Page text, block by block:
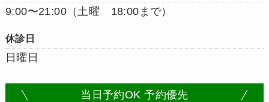
9:00〜21:00（土曜 18:00まで）
休診日
日曜日
当日予約OK 予約優先